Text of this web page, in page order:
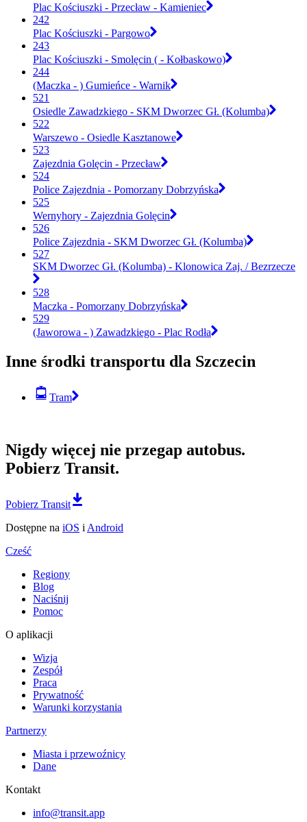
Plac Kościuszki - Przecław - Kamieniec
242
Plac Kościuszki - Pargowo
243
Plac Kościuszki - Smolęcin ( - Kołbaskowo)
244
(Maczka - ) Gumieńce - Warnik
521
Osiedle Zawadzkiego - SKM Dworzec Gł. (Kolumba)
522
Warszewo - Osiedle Kasztanowe
523
Zajezdnia Golęcin - Przecław
524
Police Zajezdnia - Pomorzany Dobrzyńska
525
Wernyhory - Zajezdnia Golęcin
526
Police Zajezdnia - SKM Dworzec Gł. (Kolumba)
527
SKM Dworzec Gł. (Kolumba) - Klonowica Zaj. / Bezrzecze
528
Maczka - Pomorzany Dobrzyńska
529
(Jaworowa - ) Zawadzkiego - Plac Rodła
Inne środki transportu dla Szczecin
Tram
Nigdy więcej nie przegap autobus.
Pobierz Transit.
Pobierz Transit
Dostępne na iOS i Android
Cześć
Regiony
Blog
Naciśnij
Pomoc
O aplikacji
Wizja
Zespół
Praca
Prywatność
Warunki korzystania
Partnerzy
Miasta i przewoźnicy
Dane
Kontakt
info@transit.app